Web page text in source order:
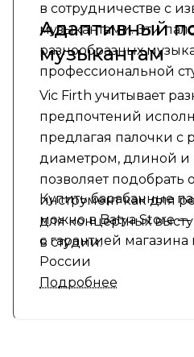
в сотрудничестве с
музыкантами. Эти
разнообразных
профессиональной
Адаптивный
музыкантам
Vic Firth учитывает
предпочтений
предлагая палочки с
диаметром, длиной и
позволяет подобрать
инструмент как для
для концертных
в студии.
Купить барабанные
можно в Batya Store
с гарантией
России
Подробнее